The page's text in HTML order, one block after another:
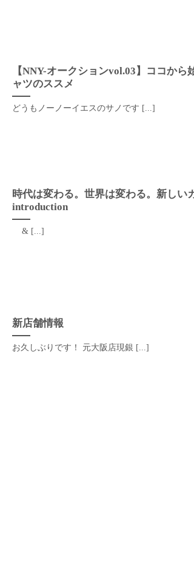
【NNY-オークションvol.03】ココから
ャツのススメ
どうもノーノーイエスのサノです [...]
時代は変わる。世界は変わる。新しい
introduction
& [...]
新店舗情報
お久しぶりです！ 元大阪店現銀 [...]